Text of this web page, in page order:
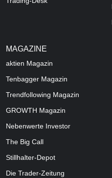
MAGAZINE
aktien Magazin
Tenbagger Magazin
Trendfollowing Magazin
GROWTH Magazin
Nebenwerte Investor
The Big Call
Stillhalter-Depot
Die Trader-Zeitung